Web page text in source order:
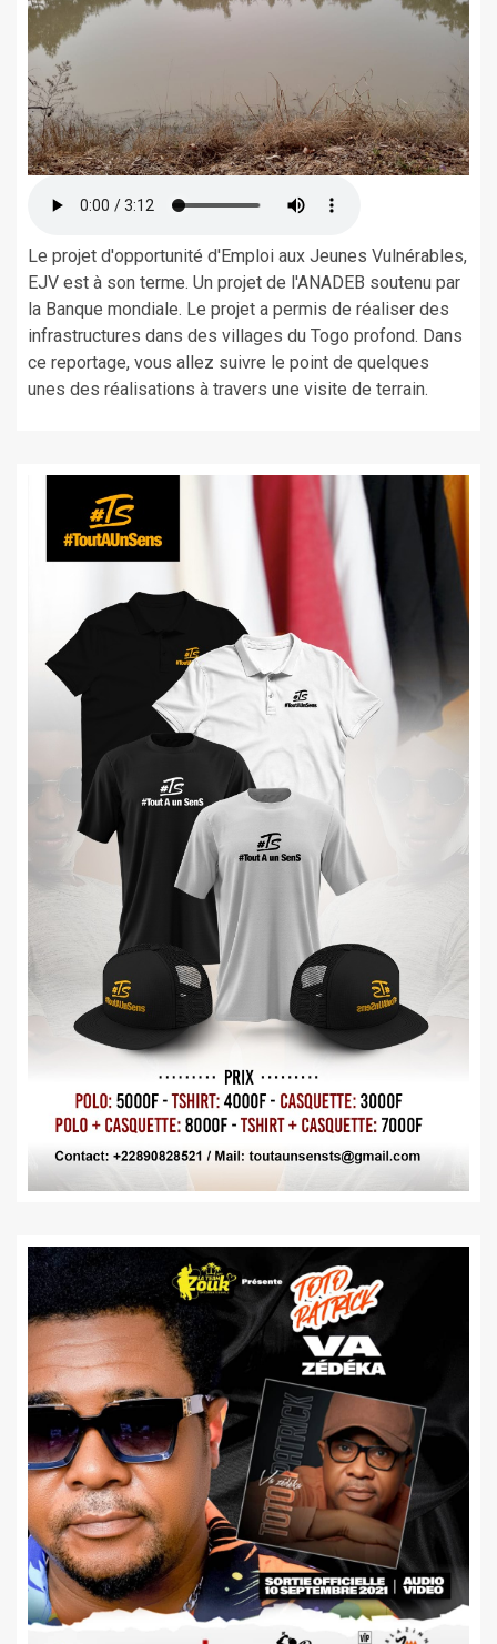
Le projet d'opportunité d'Emploi aux Jeunes Vulnérables,
EJV est à son terme. Un projet de l'ANADEB soutenu par
la Banque mondiale. Le projet a permis de réaliser des
infrastructures dans des villages du Togo profond. Dans
ce reportage, vous allez suivre le point de quelques
unes des réalisations à travers une visite de terrain.